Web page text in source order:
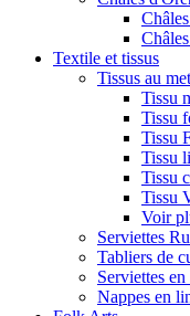
Textile et tissus
Tissus au
Tissu
Tissu
Tissu
Tissu
Tissu
Tissu
Voir
Serviettes
Tabliers de
Serviettes
Nappes en